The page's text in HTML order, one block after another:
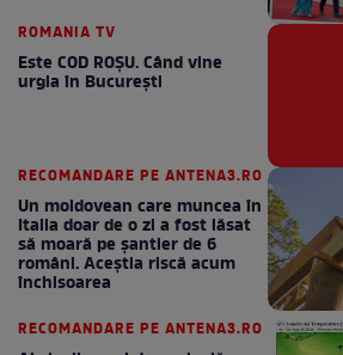
ROMANIA TV
Este COD ROŞU. Când vine
urgia în Bucureşti
RECOMANDARE PE ANTENA3.RO
Un moldovean care muncea în
Italia doar de o zi a fost lăsat
să moară pe şantier de 6
români. Aceștia riscă acum
închisoarea
RECOMANDARE PE ANTENA3.RO